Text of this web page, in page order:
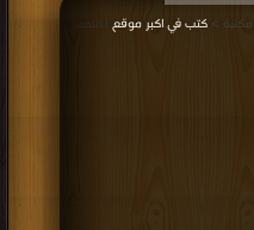
كتب في اكبر موقع